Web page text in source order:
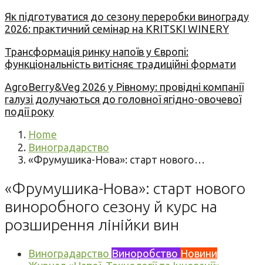
Як підготуватися до сезону переробки винограду
2026: практичний семінар на KRITSKI WINERY
Трансформація ринку напоїв у Європі:
функціональність витісняє традиційні формати
AgroBerry&Veg 2026 у Рівному: провідні компанії
галузі долучаються до головної ягідно-овочевої
події року
Home
Виноградарство
«Фрумушика-Нова»: старт нового…
«Фрумушика-Нова»: старт нового
виноробного сезону й курс на
розширення лінійки вин
Виноградарство Виноробство Новини